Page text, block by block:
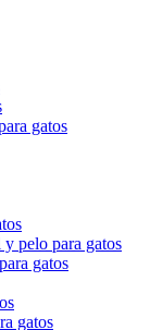
gatos
pelo para gatos
gatos
gatos